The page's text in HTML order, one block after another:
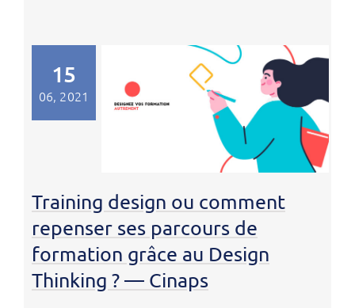
15
06, 2021
Training design ou comment
repenser ses parcours de
formation grâce au Design
Thinking ? — Cinaps